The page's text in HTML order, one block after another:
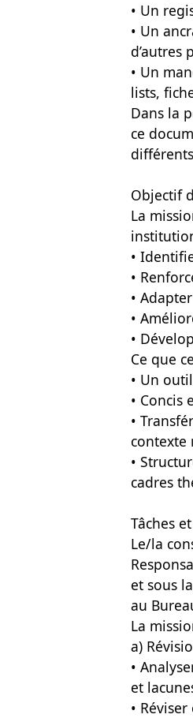
• Un
• Un
d’autres
• Un
lists,
Dans la
ce
Objectif
La
•
•
•
•
•
Ce que
• Un
• Concis
•
contexte
•
cadres
Tâches
Le/la
et sous
au
La
a)
•
et
•